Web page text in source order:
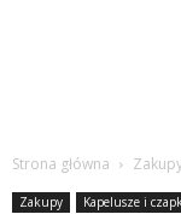
Strona główna
Zakupy Kapelusze i